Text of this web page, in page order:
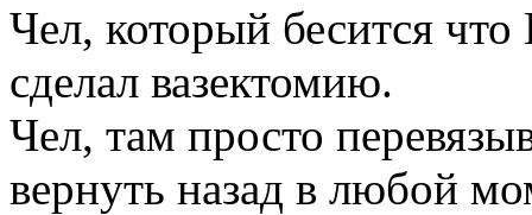
Чел, который бесится
сделал вазектомию.
Чел, там просто
вернуть назад в любой